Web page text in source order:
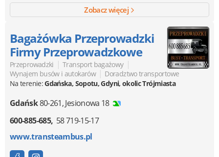
Zobacz więcej
Bagażówka Przeprowadzki
Firmy Przeprowadzkowe
Przeprowadzki | Transport bagażowy |
Wynajem busów i autokarów | Doradztwo transportowe
Na terenie:Gdańska, Sopotu, Gdyni, okolic Trójmiasta
Gdańsk80-261,Jesionowa 18
600-885-685 58 719-15-17
www.transteambus.pl